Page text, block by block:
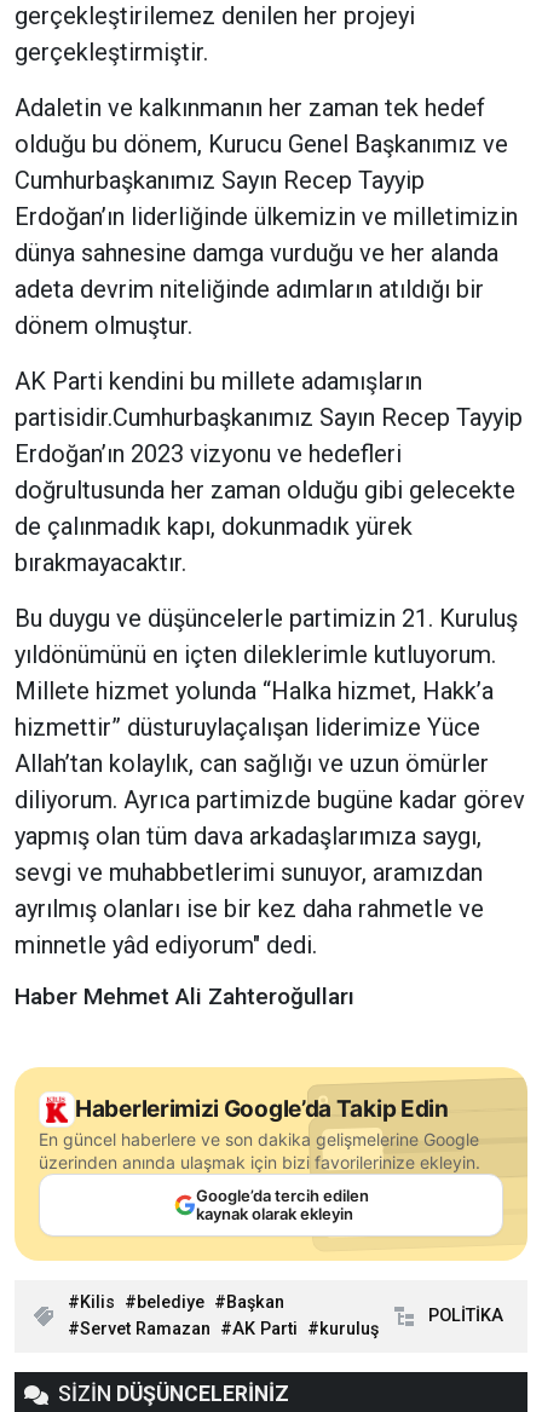
gerçekleştirilemez denilen her projeyi
gerçekleştirmiştir.
Adaletin ve kalkınmanın her zaman tek hedef
olduğu bu dönem, Kurucu Genel Başkanımız ve
Cumhurbaşkanımız Sayın Recep Tayyip
Erdoğan’ın liderliğinde ülkemizin ve milletimizin
dünya sahnesine damga vurduğu ve her alanda
adeta devrim niteliğinde adımların atıldığı bir
dönem olmuştur.
AK Parti kendini bu millete adamışların
partisidir.Cumhurbaşkanımız Sayın Recep Tayyip
Erdoğan’ın 2023 vizyonu ve hedefleri
doğrultusunda her zaman olduğu gibi gelecekte
de çalınmadık kapı, dokunmadık yürek
bırakmayacaktır.
Bu duygu ve düşüncelerle partimizin 21. Kuruluş
yıldönümünü en içten dileklerimle kutluyorum.
Millete hizmet yolunda “Halka hizmet, Hakk’a
hizmettir” düsturuylaçalışan liderimize Yüce
Allah’tan kolaylık, can sağlığı ve uzun ömürler
diliyorum. Ayrıca partimizde bugüne kadar görev
yapmış olan tüm dava arkadaşlarımıza saygı,
sevgi ve muhabbetlerimi sunuyor, aramızdan
ayrılmış olanları ise bir kez daha rahmetle ve
minnetle yâd ediyorum" dedi.
Haber Mehmet Ali Zahteroğulları
Haberlerimizi Google’da Takip Edin
En güncel haberlere ve son dakika gelişmelerine Google
üzerinden anında ulaşmak için bizi favorilerinize ekleyin.
Google’da tercih edilen
kaynak olarak ekleyin
Kilis belediye
Başkan
Servet Ramazan
AK Parti kuruluş
POLİTİKA
SİZİN DÜŞÜNCELERİNİZ